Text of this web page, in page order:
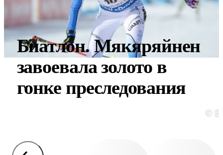
Биатлон. Мякяряйнен
завоевала золото в
гонке преследования
©